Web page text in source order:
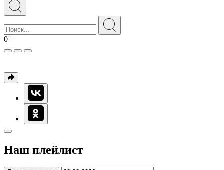
0+
Наш плейлист